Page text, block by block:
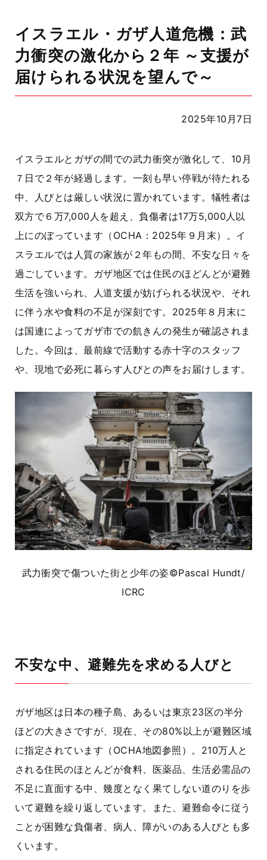
イスラエル・ガザ人道危機：武
力衝突の激化から２年 ～支援が
届けられる状況を望んで～
2025年10月7日
イスラエルとガザの間での武力衝突が激化して、 10 月
７日で２年が経過します。一刻も早い停戦が待たれる
中、人びとは厳しい状況に置かれています。犠牲者は
双方で６万7,000 人を超え、負傷者は17万5,000人以
上にのぼっています（ OCHA ： 2025年９月末）。イ
スラエルでは人質の家族が２年もの間、不安な日々を
過ごしています。ガザ地区では住民のほどんどが避難
生活を強いられ、人道支援が妨げられる状況や、それ
に伴う水や食料の不足が深刻です。 2025年８月末に
は国連によってガザ市での飢きんの発生が確認されま
した。今回は、最前線で活動する赤十字のスタッフ
や、現地で必死に暮らす人びとの声をお届けします。
武力衝突で傷ついた街と少年の姿©Pascal Hundt/
ICRC
不安な中、避難先を求める人びと
ガザ地区は日本の種子島、あるいは東京23区の半分
ほどの大きさですが、現在、その80%以上が避難区域
に指定されています（ OCHA地図参照）。 210万人と
される住民のほとんどが食料、医薬品、生活必需品の
不足に直面する中、幾度となく果てしない道のりを歩
いて避難を繰り返しています。また、避難命令に従う
ことが困難な負傷者、病人、障がいのある人びとも多
くいます。